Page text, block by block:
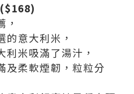
意大利米，
利米吸滿了湯汁，
及柔軟煙韌，粒粒分